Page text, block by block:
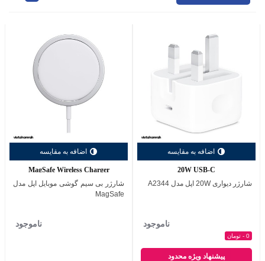
اضافه به مقایسه
20W USB-C
شارژر دیواری 20W اپل مدل A2344
ناموجود
0 - تومان
پیشنهاد ویژه محدود
اضافه به مقایسه
MagSafe Wireless Charger
شارژر بی سیم گوشی موبایل اپل مدل
MagSafe
ناموجود